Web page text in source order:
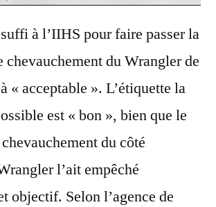
à l’IIHS pour faire passer la
chevauchement du Wrangler de
« acceptable ». L’étiquette la
est « bon », bien que le
du côté
l’ait empêché
objectif. Selon l’agence de